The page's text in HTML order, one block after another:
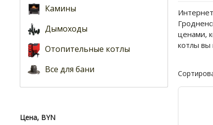
Камины
Дымоходы
Отопительные котлы
Все для бани
Цена, BYN
ценами,
котлы вы